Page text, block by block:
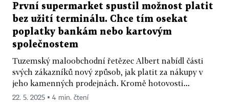
První supermarket spustil možnost platit
bez užití terminálu. Chce tím osekat
poplatky bankám nebo kartovým
společnostem
Tuzemský maloobchodní řetězec Albert nabídl části
svých zákazníků nový způsob, jak platit za nákupy v
jeho kamenných prodejnách. Kromě hotovosti...
22. 5. 2025 ▪ 4 min. čtení